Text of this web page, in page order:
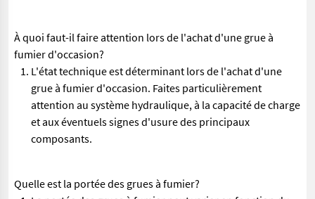
À quoi faut-il faire attention lors de l'achat d'une grue à
fumier d'occasion?
L'état technique est déterminant lors de l'achat d'une
grue à fumier d'occasion. Faites particulièrement
attention au système hydraulique, à la capacité de charge
et aux éventuels signes d'usure des principaux
composants.
Quelle est la portée des grues à fumier?